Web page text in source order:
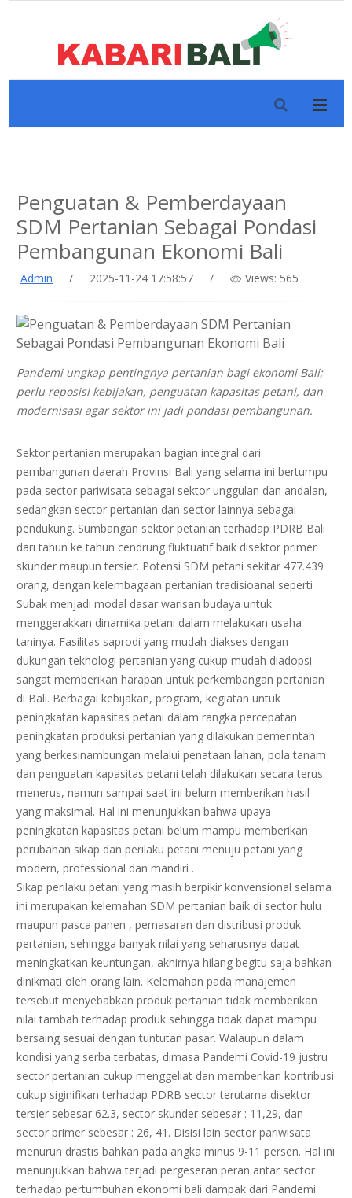
Penguatan & Pemberdayaan
SDM Pertanian Sebagai Pondasi
Pembangunan Ekonomi Bali
Admin / 2025-11-24 17:58:57 / Views: 565
Pandemi ungkap pentingnya pertanian bagi ekonomi Bali;
perlu reposisi kebijakan, penguatan kapasitas petani, dan
modernisasi agar sektor ini jadi pondasi pembangunan.
Sektor pertanian merupakan bagian integral dari
pembangunan daerah Provinsi Bali yang selama ini bertumpu
pada sector pariwisata sebagai sektor unggulan dan andalan,
sedangkan sector pertanian dan sector lainnya sebagai
pendukung. Sumbangan sektor petanian terhadap PDRB Bali
dari tahun ke tahun cendrung fluktuatif baik disektor primer
skunder maupun tersier. Potensi SDM petani sekitar 477.439
orang, dengan kelembagaan pertanian tradisioanal seperti
Subak menjadi modal dasar warisan budaya untuk
menggerakkan dinamika petani dalam melakukan usaha
taninya. Fasilitas saprodi yang mudah diakses dengan
dukungan teknologi pertanian yang cukup mudah diadopsi
sangat memberikan harapan untuk perkembangan pertanian
di Bali. Berbagai kebijakan, program, kegiatan untuk
peningkatan kapasitas petani dalam rangka percepatan
peningkatan produksi pertanian yang dilakukan pemerintah
yang berkesinambungan melalui penataan lahan, pola tanam
dan penguatan kapasitas petani telah dilakukan secara terus
menerus, namun sampai saat ini belum memberikan hasil
yang maksimal. Hal ini menunjukkan bahwa upaya
peningkatan kapasitas petani belum mampu memberikan
perubahan sikap dan perilaku petani menuju petani yang
modern, professional dan mandiri .
Sikap perilaku petani yang masih berpikir konvensional selama
ini merupakan kelemahan SDM pertanian baik di sector hulu
maupun pasca panen , pemasaran dan distribusi produk
pertanian, sehingga banyak nilai yang seharusnya dapat
meningkatkan keuntungan, akhirnya hilang begitu saja bahkan
dinikmati oleh orang lain. Kelemahan pada manajemen
tersebut menyebabkan produk pertanian tidak memberikan
nilai tambah terhadap produk sehingga tidak dapat mampu
bersaing sesuai dengan tuntutan pasar. Walaupun dalam
kondisi yang serba terbatas, dimasa Pandemi Covid-19 justru
sector pertanian cukup menggeliat dan memberikan kontribusi
cukup siginifikan terhadap PDRB sector terutama disektor
tersier sebesar 62.3, sector skunder sebesar : 11,29, dan
sector primer sebesar : 26, 41. Disisi lain sector pariwisata
menurun drastis bahkan pada angka minus 9-11 persen. Hal ini
menunjukkan bahwa terjadi pergeseran peran antar sector
terhadap pertumbuhan ekonomi bali dampak dari Pandemi